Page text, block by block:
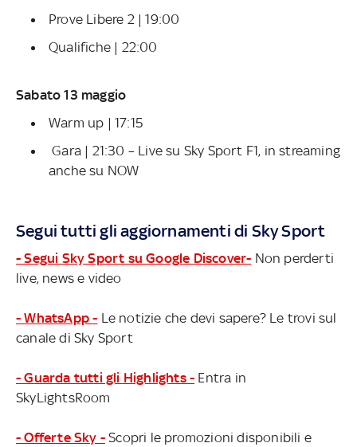
Prove Libere 2 | 19:00
Qualifiche | 22:00
Sabato 13 maggio
Warm up | 17:15
Gara | 21:30 – Live su Sky Sport F1, in streaming
anche su NOW
Segui tutti gli aggiornamenti di Sky Sport
- Segui Sky Sport su Google Discover- Non perderti
live, news e video
- WhatsApp - Le notizie che devi sapere? Le trovi sul
canale di Sky Sport
- Guarda tutti gli Highlights - Entra in
SkyLightsRoom
- Offerte Sky - Scopri le promozioni disponibili e